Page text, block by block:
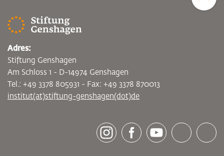
[socialLinksTitle]
Adres:
Stiftung Genshagen
Am Schloss 1 - D-14974 Genshagen
Tel.: +49 3378 805931 - Fax: +49 3378 870013
institut(at)stiftung-genshagen(dot)de